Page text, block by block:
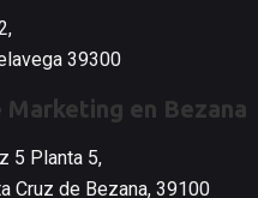
39300
Marketing en Bezana
5 Planta 5,
Cruz de Bezana, 39100